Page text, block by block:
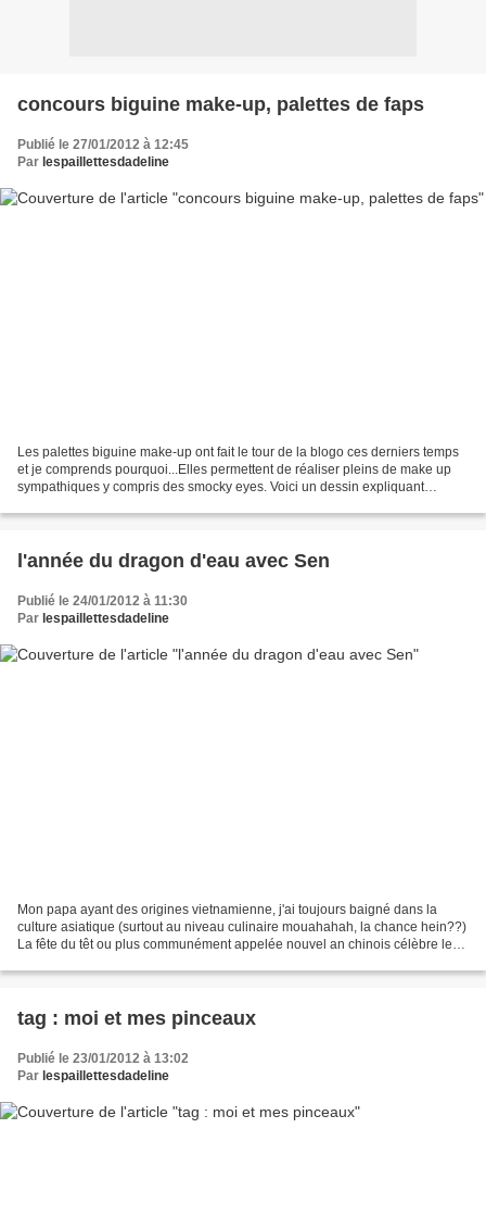
concours biguine make-up, palettes de faps
Publié le 27/01/2012 à 12:45
Par lespaillettesdadeline
Les palettes biguine make-up ont fait le tour de la blogo ces derniers temps
et je comprends pourquoi...Elles permettent de réaliser pleins de make up
sympathiques y compris des smocky eyes. Voici un dessin expliquant
l'année du dragon d'eau avec Sen
Publié le 24/01/2012 à 11:30
Par lespaillettesdadeline
Mon papa ayant des origines vietnamienne, j'ai toujours baigné dans la
culture asiatique (surtout au niveau culinaire mouahahah, la chance hein??)
La fête du têt ou plus communément appelée nouvel an chinois célèbre le
tag : moi et mes pinceaux
Publié le 23/01/2012 à 13:02
Par lespaillettesdadeline